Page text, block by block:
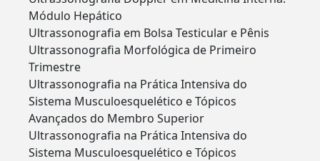
Módulo Hepático
Ultrassonografia em Bolsa Testicular e Pênis
Ultrassonografia Morfológica de Primeiro
Trimestre
Ultrassonografia na Prática Intensiva do
Sistema Musculoesquelético e Tópicos
Avançados do Membro Superior
Ultrassonografia na Prática Intensiva do
Sistema Musculoesquelético e Tópicos